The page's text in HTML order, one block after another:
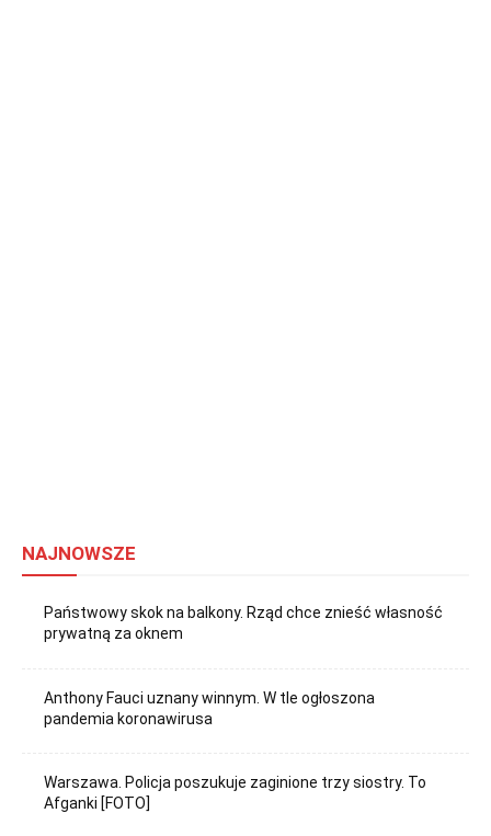
NAJNOWSZE
Państwowy skok na balkony. Rząd chce znieść własność
prywatną za oknem
Anthony Fauci uznany winnym. W tle ogłoszona
pandemia koronawirusa
Warszawa. Policja poszukuje zaginione trzy siostry. To
Afganki [FOTO]